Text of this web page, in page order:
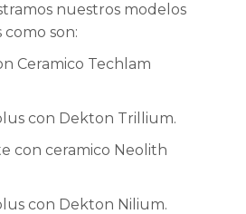
nuestros modelos
son:
Ceramico Techlam
con Dekton Trillium.
con ceramico Neolith
con Dekton Nilium.